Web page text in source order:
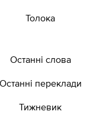
Толока
Останні слова
Останні переклади
Тижневик